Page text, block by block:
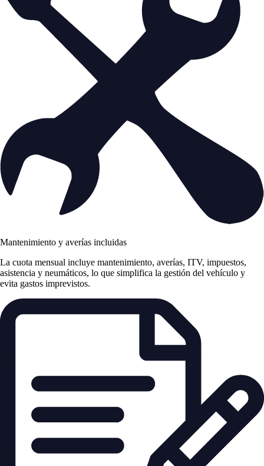
Mantenimiento y averías incluidas
La cuota mensual incluye mantenimiento, averías, ITV, impuestos,
asistencia y neumáticos, lo que simplifica la gestión del vehículo y
evita gastos imprevistos.